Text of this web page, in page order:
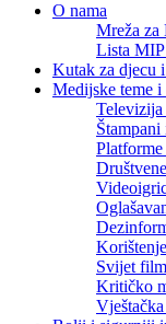
O nama
Mreža za
Lista MIP
Kutak za djecu
Medijske teme i
Svijet
Kritičko